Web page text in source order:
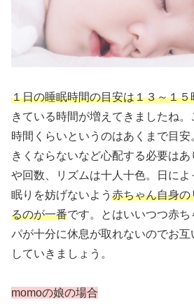
１日の睡眠時間の目安は１３～１５
きている時間が増えてきましたね
時間くらいというのはあくまで目
きくならないなど心配する必要は
や回数、リズムは十人十色。日に
眠りを妨げないよう 赤ちゃん自身
るのが一番です。とはいいつつ赤
パが十分に休息が取れないのでお
していきましょう。
momoの娘の場合